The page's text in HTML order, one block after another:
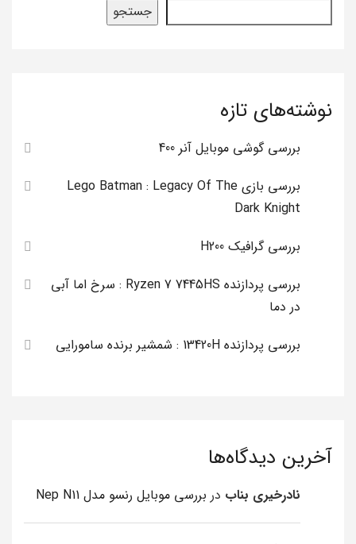
جستجو
نوشته‌های تازه
بررسی گوشی موبایل آنر 400
بررسی بازی Lego Batman : Legacy Of The
Dark Knight
بررسی گرافیک H200
بررسی پردازنده Ryzen 7 7445HS : سرخ اما آبی
در دما
بررسی پردازنده 13420H : شمشیر برنده سامورایی
آخرین دیدگاه‌ها
نادرخیری بناب در بررسی موبایل رنسو مدل Nep N11